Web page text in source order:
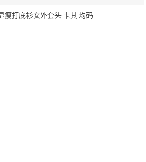
打底衫女外套头 卡其 均码